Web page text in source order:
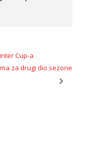
Cup-a
za drugi dio sezone